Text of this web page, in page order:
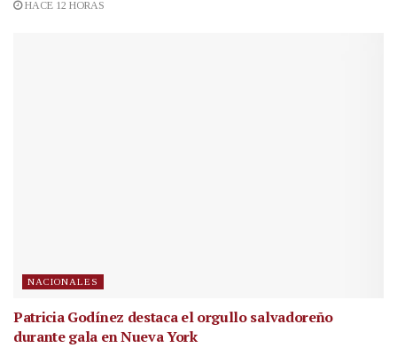
HACE 12 HORAS
NACIONALES
Patricia Godínez destaca el orgullo salvadoreño
durante gala en Nueva York